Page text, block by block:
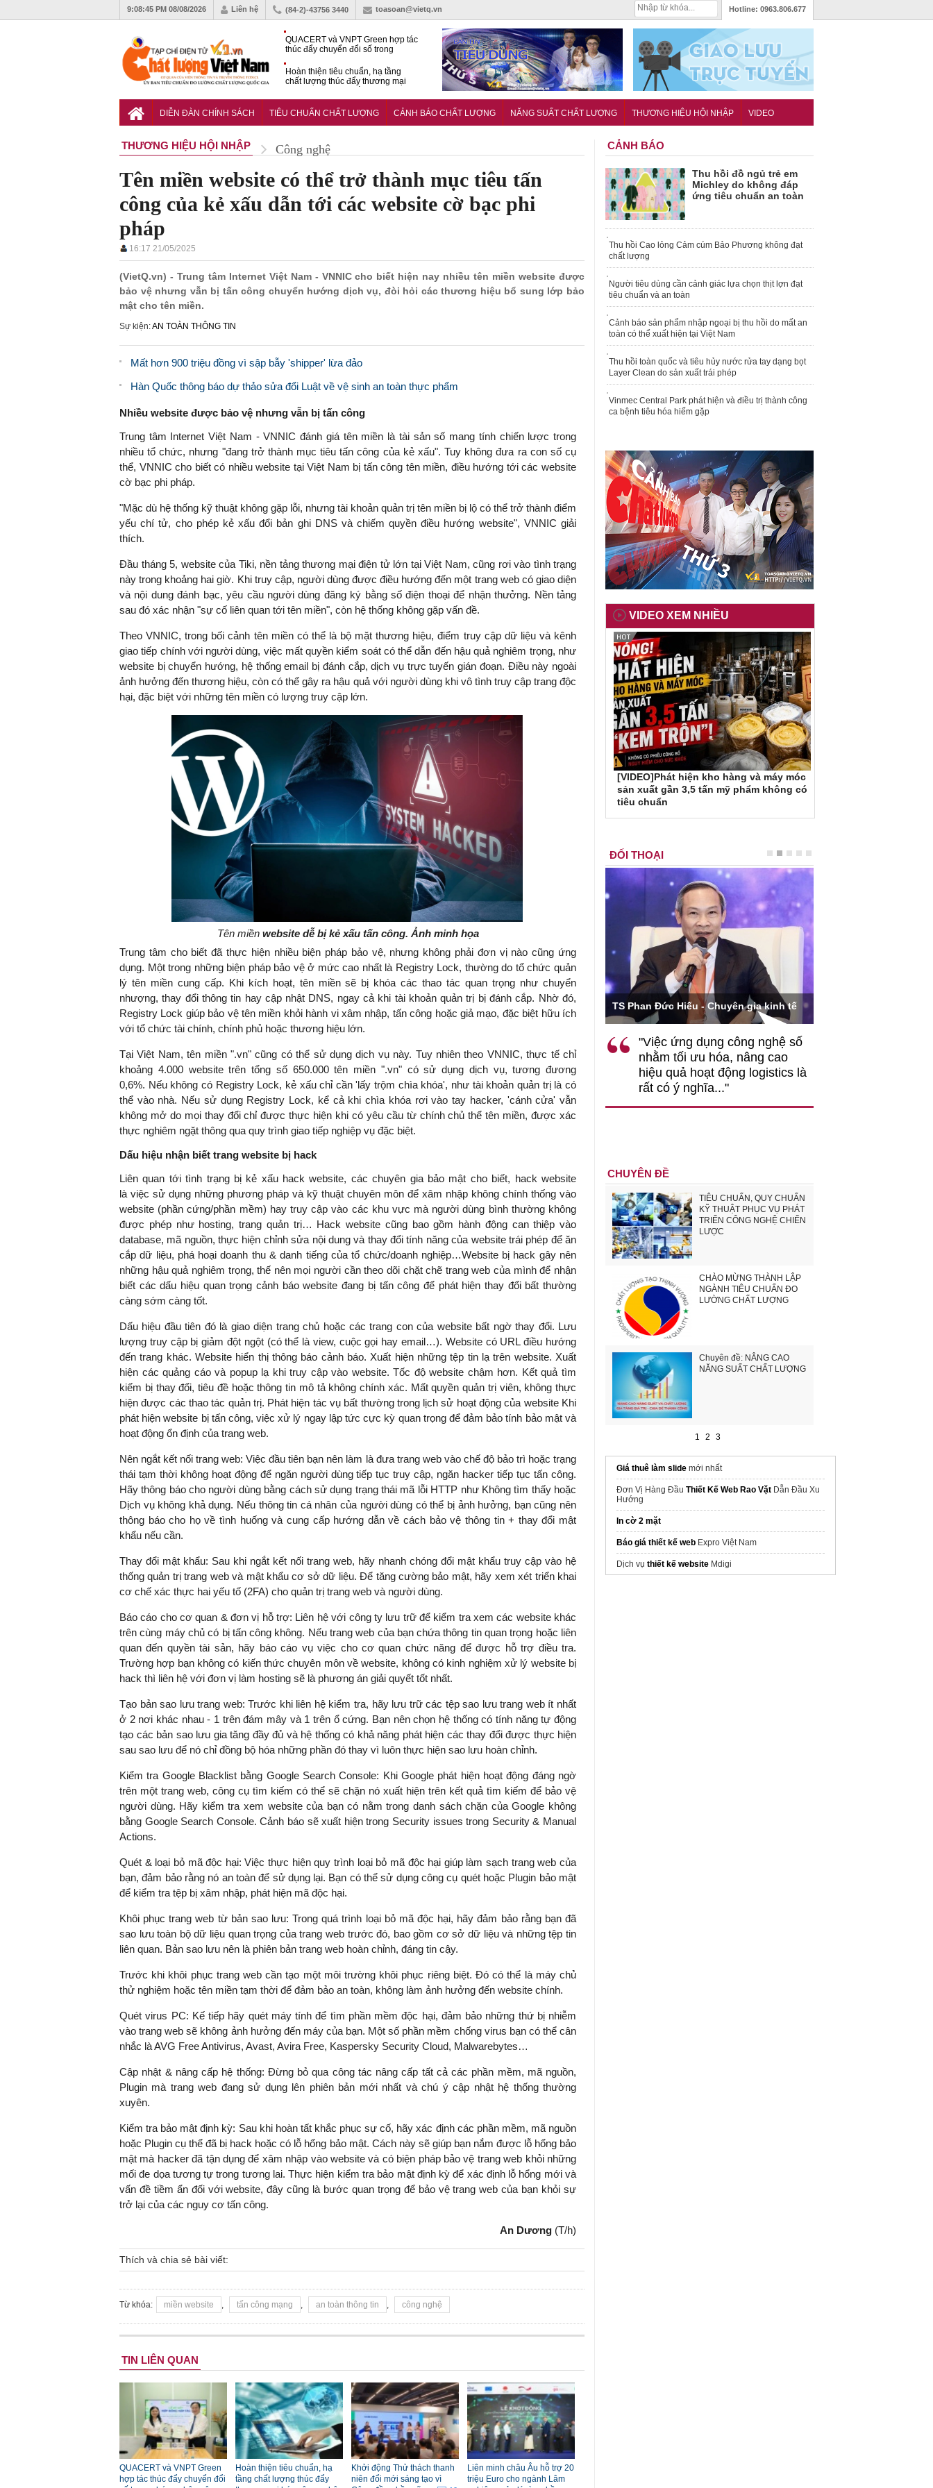
9:08:46 PM 08/08/2026 Liên hệ (84-2)-43756 3440 toasoan@vietq.vn Hotline: 0963.806.677
QUACERT và VNPT Green hợp tác
thúc đẩy chuyển đổi số trong
Hoàn thiện tiêu chuẩn, hạ tầng
chất lượng thúc đẩy thương mại
nghiền di động
DIỄN ĐÀN CHÍNH SÁCH TIÊU CHUẨN CHẤT LƯỢNG CẢNH BÁO CHẤT LƯỢNG NĂNG SUẤT CHẤT LƯỢNG THƯƠNG HIỆU HỘI NHẬP VIDEO
THƯƠNG HIỆU HỘI NHẬP Công nghệ
Tên miền website có thể trở thành mục tiêu tấn
công của kẻ xấu dẫn tới các website cờ bạc phi
pháp
16:17 21/05/2025
(VietQ.vn) - Trung tâm Internet Việt Nam - VNNIC cho biết hiện nay nhiều tên miền website được
bảo vệ nhưng vẫn bị tấn công chuyển hướng dịch vụ, đòi hỏi các thương hiệu bổ sung lớp bảo
mật cho tên miền.
Sự kiện:AN TOÀN THÔNG TIN
Mất hơn 900 triệu đồng vì sập bẫy 'shipper' lừa đảo
Hàn Quốc thông báo dự thảo sửa đổi Luật về vệ sinh an toàn thực phẩm
Nhiều website được bảo vệ nhưng vẫn bị tấn công
Trung tâm Internet Việt Nam - VNNIC đánh giá tên miền là tài sản số mang tính chiến lược trong
nhiều tổ chức, nhưng "đang trở thành mục tiêu tấn công của kẻ xấu". Tuy không đưa ra con số cụ
thể, VNNIC cho biết có nhiều website tại Việt Nam bị tấn công tên miền, điều hướng tới các website
cờ bạc phi pháp.
"Mặc dù hệ thống kỹ thuật không gặp lỗi, nhưng tài khoản quản trị tên miền bị lộ có thể trở thành điểm
yếu chí tử, cho phép kẻ xấu đổi bản ghi DNS và chiếm quyền điều hướng website", VNNIC giải
thích.
Đầu tháng 5, website của Tiki, nền tảng thương mại điện tử lớn tại Việt Nam, cũng rơi vào tình trạng
này trong khoảng hai giờ. Khi truy cập, người dùng được điều hướng đến một trang web có giao diện
và nội dung đánh bạc, yêu cầu người dùng đăng ký bằng số điện thoại để nhận thưởng. Nền tảng
sau đó xác nhận "sự cố liên quan tới tên miền", còn hệ thống không gặp vấn đề.
Theo VNNIC, trong bối cảnh tên miền có thể là bộ mặt thương hiệu, điểm truy cập dữ liệu và kênh
giao tiếp chính với người dùng, việc mất quyền kiểm soát có thể dẫn đến hậu quả nghiêm trọng, như
website bị chuyển hướng, hệ thống email bị đánh cắp, dịch vụ trực tuyến gián đoạn. Điều này ngoài
ảnh hưởng đến thương hiệu, còn có thể gây ra hậu quả với người dùng khi vô tình truy cập trang độc
hại, đặc biệt với những tên miền có lượng truy cập lớn.
Tên miền website dễ bị kẻ xấu tấn công. Ảnh minh họa
Trung tâm cho biết đã thực hiện nhiều biện pháp bảo vệ, nhưng không phải đơn vị nào cũng ứng
dụng. Một trong những biện pháp bảo vệ ở mức cao nhất là Registry Lock, thường do tổ chức quản
lý tên miền cung cấp. Khi kích hoạt, tên miền sẽ bị khóa các thao tác quan trọng như chuyển
nhượng, thay đổi thông tin hay cập nhật DNS, ngay cả khi tài khoản quản trị bị đánh cắp. Nhờ đó,
Registry Lock giúp bảo vệ tên miền khỏi hành vi xâm nhập, tấn công hoặc giả mạo, đặc biệt hữu ích
với tổ chức tài chính, chính phủ hoặc thương hiệu lớn.
Tại Việt Nam, tên miền ".vn" cũng có thể sử dụng dịch vụ này. Tuy nhiên theo VNNIC, thực tế chỉ
khoảng 4.000 website trên tổng số 650.000 tên miền ".vn" có sử dụng dịch vụ, tương đương
0,6%. Nếu không có Registry Lock, kẻ xấu chỉ cần 'lấy trộm chìa khóa', như tài khoản quản trị là có
thể vào nhà. Nếu sử dụng Registry Lock, kể cả khi chìa khóa rơi vào tay hacker, 'cánh cửa' vẫn
không mở do mọi thay đổi chỉ được thực hiện khi có yêu cầu từ chính chủ thể tên miền, được xác
thực nghiêm ngặt thông qua quy trình giao tiếp nghiệp vụ đặc biệt.
Dấu hiệu nhận biết trang website bị hack
Liên quan tới tình trạng bị kẻ xấu hack website, các chuyên gia bảo mật cho biết, hack website
là việc sử dụng những phương pháp và kỹ thuật chuyên môn để xâm nhập không chính thống vào
website (phần cứng/phần mềm) hay truy cập vào các khu vực mà người dùng bình thường không
được phép như hosting, trang quản trị… Hack website cũng bao gồm hành động can thiệp vào
database, mã nguồn, thực hiện chỉnh sửa nội dung và thay đổi tính năng của website trái phép để ăn
cắp dữ liệu, phá hoại doanh thu & danh tiếng của tổ chức/doanh nghiệp…Website bị hack gây nên
những hậu quả nghiêm trọng, thế nên mọi người cần theo dõi chặt chẽ trang web của mình để nhận
biết các dấu hiệu quan trọngcảnh báo website đang bị tấn công để phát hiện thay đổi bất thường
càng sớm càng tốt.
Dấu hiệu đầu tiên đó là giao diện trang chủ hoặc các trang con của website bất ngờ thay đổi. Lưu
lượng truy cập bị giảm đột ngột (có thể là view, cuộc gọi hay email…). Website có URL điều hướng
đến trang khác. Website hiển thị thông báo cảnh báo. Xuất hiện những tệp tin lạ trên website. Xuất
hiện các quảng cáo và popup lạ khi truy cập vào website. Tốc độ website chậm hơn. Kết quả tìm
kiếm bị thay đổi, tiêu đề hoặc thông tin mô tả không chính xác. Mất quyền quản trị viên, không thực
hiện được các thao tác quản trị. Phát hiện tác vụ bất thường trong lịch sử hoạt động của website Khi
phát hiện website bị tấn công, việc xử lý ngay lập tức cực kỳ quan trọng để đảm bảo tính bảo mật và
hoạt động ổn định của trang web.
Nên ngắt kết nối trang web: Việc đầu tiên bạn nên làm là đưa trang web vào chế độ bảo trì hoặc trạng
thái tạm thời không hoạt động để ngăn người dùng tiếp tục truy cập, ngăn hacker tiếp tục tấn công.
Hãy thông báo cho người dùng bằng cách sử dụng trạng thái mã lỗi HTTP như Không tìm thấy hoặc
Dịch vụ không khả dụng. Nếu thông tin cá nhân của người dùng có thể bị ảnh hưởng, bạn cũng nên
thông báo cho họ về tình huống và cung cấp hướng dẫn về cách bảo vệ thông tin + thay đổi mật
khẩu nếu cần.
Thay đổi mật khẩu: Sau khi ngắt kết nối trang web, hãy nhanh chóng đổi mật khẩu truy cập vào hệ
thống quản trị trang web và mật khẩu cơ sở dữ liệu. Để tăng cường bảo mật, hãy xem xét triển khai
cơ chế xác thực hai yếu tố (2FA) cho quản trị trang web và người dùng.
Báo cáo cho cơ quan & đơn vị hỗ trợ: Liên hệ với công ty lưu trữ để kiểm tra xem các website khác
trên cùng máy chủ có bị tấn công không. Nếu trang web của bạn chứa thông tin quan trọng hoặc liên
quan đến quyền tài sản, hãy báo cáo vụ việc cho cơ quan chức năng để được hỗ trợ điều tra.
Trường hợp bạn không có kiến thức chuyên môn về website, không có kinh nghiệm xử lý website bị
hack thì liên hệ với đơn vị làm hosting sẽ là phương án giải quyết tốt nhất.
Tạo bản sao lưu trang web: Trước khi liên hệ kiểm tra, hãy lưu trữ các tệp sao lưu trang web ít nhất
ở 2 nơi khác nhau - 1 trên đám mây và 1 trên ổ cứng. Bạn nên chọn hệ thống có tính năng tự động
tạo các bản sao lưu gia tăng đầy đủ và hệ thống có khả năng phát hiện các thay đổi được thực hiện
sau sao lưu để nó chỉ đồng bộ hóa những phần đó thay vì luôn thực hiện sao lưu hoàn chỉnh.
Kiểm tra Google Blacklist bằng Google Search Console: Khi Google phát hiện hoạt động đáng ngờ
trên một trang web, công cụ tìm kiếm có thể sẽ chặn nó xuất hiện trên kết quả tìm kiếm để bảo vệ
người dùng. Hãy kiểm tra xem website của bạn có nằm trong danh sách chặn của Google không
bằng Google Search Console. Cảnh báo sẽ xuất hiện trong Security issues trong Security & Manual
Actions.
Quét & loại bỏ mã độc hại: Việc thực hiện quy trình loại bỏ mã độc hại giúp làm sạch trang web của
bạn, đảm bảo rằng nó an toàn để sử dụng lại. Bạn có thể sử dụng công cụ quét hoặc Plugin bảo mật
để kiểm tra tệp bị xâm nhập, phát hiện mã độc hại.
Khôi phục trang web từ bản sao lưu: Trong quá trình loại bỏ mã độc hại, hãy đảm bảo rằng bạn đã
sao lưu toàn bộ dữ liệu quan trọng của trang web trước đó, bao gồm cơ sở dữ liệu và những tệp tin
liên quan. Bản sao lưu nên là phiên bản trang web hoàn chỉnh, đáng tin cậy.
Trước khi khôi phục trang web cần tạo một môi trường khôi phục riêng biệt. Đó có thể là máy chủ
thử nghiệm hoặc tên miền tạm thời để đảm bảo an toàn, không làm ảnh hưởng đến website chính.
Quét virus PC: Kế tiếp hãy quét máy tính để tìm phần mềm độc hại, đảm bảo những thứ bị nhiễm
vào trang web sẽ không ảnh hưởng đến máy của bạn. Một số phần mềm chống virus bạn có thể cân
nhắc là AVG Free Antivirus, Avast, Avira Free, Kaspersky Security Cloud, Malwarebytes…
Cập nhật & nâng cấp hệ thống: Đừng bỏ qua công tác nâng cấp tất cả các phần mềm, mã nguồn,
Plugin mà trang web đang sử dụng lên phiên bản mới nhất và chú ý cập nhật hệ thống thường
xuyên.
Kiểm tra bảo mật định kỳ: Sau khi hoàn tất khắc phục sự cố, hãy xác định các phần mềm, mã nguồn
hoặc Plugin cụ thể đã bị hack hoặc có lỗ hổng bảo mật. Cách này sẽ giúp bạn nắm được lỗ hổng bảo
mật mà hacker đã tận dụng để xâm nhập vào website và có biện pháp bảo vệ trang web khỏi những
mối đe dọa tương tự trong tương lai. Thực hiện kiểm tra bảo mật định kỳ để xác định lỗ hổng mới và
vấn đề tiềm ẩn đối với website, đây cũng là bước quan trọng để bảo vệ trang web của bạn khỏi sự
trở lại của các nguy cơ tấn công.
An Dương (T/h)
Thích và chia sẻ bài viết:
Từ khóa: miền website , tấn công mạng , an toàn thông tin , công nghệ
TIN LIÊN QUAN
QUACERT và VNPT Green
hợp tác thúc đẩy chuyển đổi
Hoàn thiện tiêu chuẩn, hạ
tầng chất lượng thúc đẩy
Khởi động Thử thách thanh
niên đổi mới sáng tạo vì
Liên minh châu Âu hỗ trợ 20
triệu Euro cho ngành Lâm
CẢNH BÁO
Thu hồi đồ ngủ trẻ em
Michley do không đáp
ứng tiêu chuẩn an toàn
Thu hồi Cao lỏng Cảm cúm Bảo Phương không đạt
chất lượng
Người tiêu dùng cần cảnh giác lựa chọn thịt lợn đạt
tiêu chuẩn và an toàn
Cảnh báo sản phẩm nhập ngoại bị thu hồi do mất an
toàn có thể xuất hiện tại Việt Nam
Thu hồi toàn quốc và tiêu hủy nước rửa tay dạng bọt
Layer Clean do sản xuất trái phép
Vinmec Central Park phát hiện và điều trị thành công
ca bệnh tiêu hóa hiếm gặp
VIDEO XEM NHIỀU
[VIDEO]Phát hiện kho hàng và máy móc
sản xuất gần 3,5 tấn mỹ phẩm không có
tiêu chuẩn
ĐỐI THOẠI
TS. Nguyễn Đức Độ - Phó Viện trưởng
Viện Kinh tế Tài chính
ngay từ bây giờ và trên thực tế
đang được tiến hành như tăng
đầu tư cho khoa học công
nghệ; ban hành các cơ chế
khuyến khích đổi mới sáng tạo,
khởi nghiệp..."
sách tài khóa không chỉ mang ý
nghĩa hỗ trợ ngắn hạn mà còn
đóng vai trò tạo nền tảng cho
tăng trưởng bền vững dài hạn.
TS Phan Đức Hiếu - Chuyên gia kinh tế
"Việc ứng dụng công nghệ số
nhằm tối ưu hóa, nâng cao
hiệu quả hoạt động logistics là
rất có ý nghĩa..."
CHUYÊN ĐỀ
TIÊU CHUẨN, QUY CHUẨN
KỸ THUẬT PHỤC VỤ PHÁT
TRIỂN CÔNG NGHỆ CHIẾN
LƯỢC
CHÀO MỪNG THÀNH LẬP
NGÀNH TIÊU CHUẨN ĐO
LƯỜNG CHẤT LƯỢNG
Chuyên đề: NÂNG CAO
NĂNG SUẤT CHẤT LƯỢNG
1 2 3
Giá thuê làm slide mới nhất
Đơn Vị Hàng Đầu Thiết Kế Web Rao Vặt Dẫn Đầu Xu
Hướng
In cờ 2 mặt
Báo giá thiết kế web Expro Việt Nam
Dịch vụ thiết kế website Mdigi